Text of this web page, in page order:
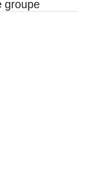
groupe